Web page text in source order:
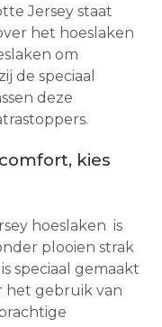
Jersey staat
het hoeslaken
om
de speciaal
deze
kies
hoeslaken is
plooien strak
speciaal gemaakt
het gebruik van